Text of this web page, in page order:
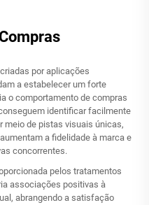
por aplicações
a estabelecer um forte
o comportamento de compras
identificar facilmente
meio de pistas visuais únicas,
a fidelidade à marca e
concorrentes.
pelos tratamentos
associações positivas à
abrangendo a satisfação